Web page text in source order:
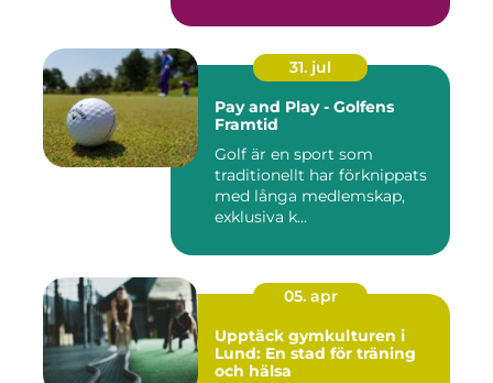
31. jul
Pay and Play - Golfens
Framtid
Golf är en sport som
traditionellt har förknippats
med långa medlemskap,
exklusiva k...
05. apr
Upptäck gymkulturen i
Lund: En stad för träning
och hälsa